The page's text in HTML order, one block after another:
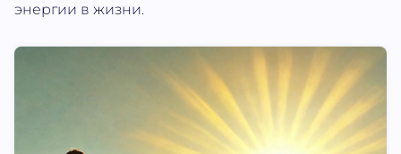
энергии в жизни.